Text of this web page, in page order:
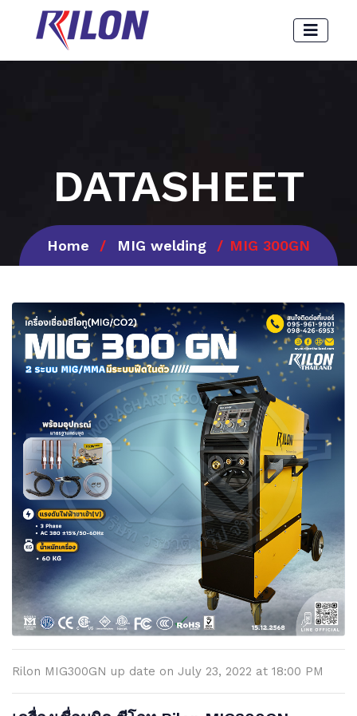
DATASHEET
Home MIG welding MIG 300GN
Rilon MIG300GN up date on July 23, 2022 at 18:00 PM